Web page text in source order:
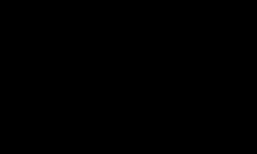
Смотрится нормально, но я ожидала